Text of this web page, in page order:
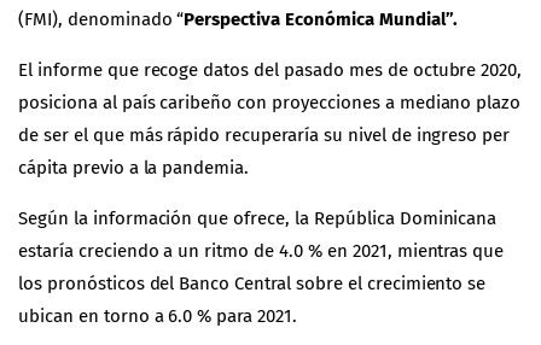
(FMI), denominado “Perspectiva Económica Mundial”.
El informe que recoge datos del pasado mes de octubre 2020,
posiciona al país caribeño con proyecciones a mediano plazo
de ser el que más rápido recuperaría su nivel de ingreso per
cápita previo a la pandemia.
Según la información que ofrece, la República Dominicana
estaría creciendo a un ritmo de 4.0 % en 2021, mientras que
los pronósticos del Banco Central sobre el crecimiento se
ubican en torno a 6.0 % para 2021.